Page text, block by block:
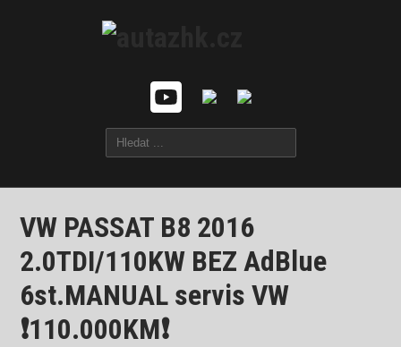
VW PASSAT B8 2016
2.0TDI/110KW BEZ AdBlue
6st.MANUAL servis VW
❗110.000KM❗